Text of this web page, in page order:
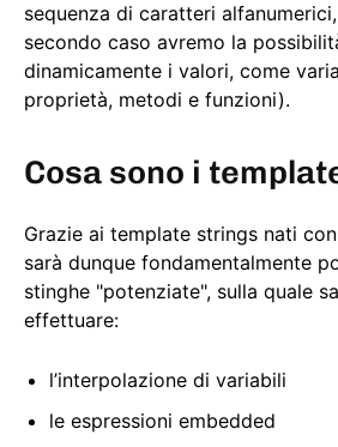
sequenza di caratteri
secondo caso avremo la
dinamicamente i valori, come
proprietà, metodi e funzioni).
Cosa sono i
Grazie ai template strings nati
sarà dunque fondamentalmente
stinghe "potenziate", sulla quale
effettuare:
l’interpolazione di variabili
le espressioni embedded